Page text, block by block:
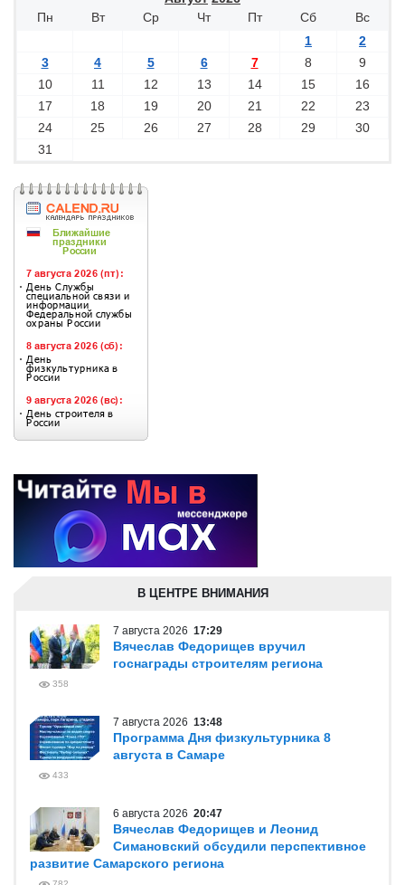
Пн
Вт Ср Чт Пт Сб
Вс
1
2
3
4 5 6 7 8
9
10
11 12 13 14 15
16
17
18 19 20 21 22
23
24
25 26 27 28 29
30
31
В ЦЕНТРЕ ВНИМАНИЯ
7 августа 2026 17:29
Вячеслав Федорищев вручил
госнаграды строителям региона
358
7 августа 2026 13:48
Программа Дня физкультурника 8
августа в Самаре
433
6 августа 2026 20:47
Вячеслав Федорищев и Леонид
Симановский обсудили перспективное
развитие Самарского региона